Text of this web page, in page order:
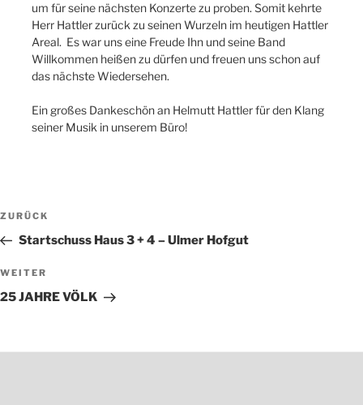
um für seine nächsten Konzerte zu proben. Somit kehrte
Herr Hattler zurück zu seinen Wurzeln im heutigen Hattler
Areal. Es war uns eine Freude Ihn und seine Band
Willkommen heißen zu dürfen und freuen uns schon auf
das nächste Wiedersehen.
Ein großes Dankeschön an Helmutt Hattler für den Klang
seiner Musik in unserem Büro!
Beitragsnavigation
Vorheriger
Beitrag
ZURÜCK
Startschuss Haus 3 + 4 – Ulmer Hofgut
Nächster
Beitrag
WEITER
25 JAHRE VÖLK